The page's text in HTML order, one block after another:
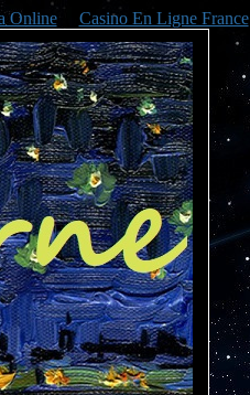
Online Casino En Ligne France